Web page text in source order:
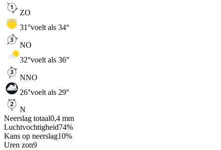
ZO
31°voelt als 34°
NO
32°voelt als 36°
NNO
26°voelt als 29°
N
Neerslag totaal0,4 mm
Luchtvochtigheid74%
Kans op neerslag10%
Uren zon9